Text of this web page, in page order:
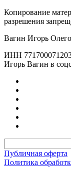
Копирование
разрешения
Вагин Игорь
ИНН
Игорь Вагин в
Публичная оферта
Политика